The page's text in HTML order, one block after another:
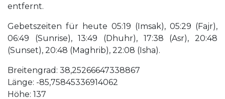
entfernt.
Gebetszeiten für heute 05:19 (Imsak), 05:29 (Fajr),
06:49 (Sunrise), 13:49 (Dhuhr), 17:38 (Asr), 20:48
(Sunset), 20:48 (Maghrib), 22:08 (Isha).
Breitengrad: 38,25266647338867
Länge: -85,75845336914062
Höhe: 137